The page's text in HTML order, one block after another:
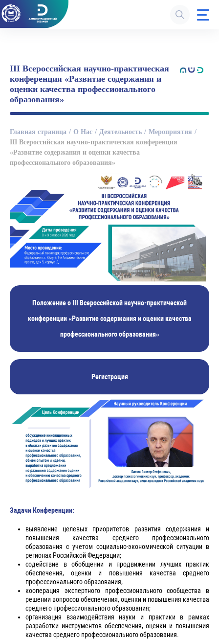
III Всероссийская научно-практическая
конференция «Развитие содержания и
оценки качества профессионального
образования»
Главная страница О Нас Деятельность
Мероприятия
III Всероссийская научно-практическая конференция
«Развитие содержания и оценки качества
профессионального образования»
Положение о III Всероссийской научно-практической
конференции «Развитие содержания и оценки качества
профессионального образования»
Регистрация
Задачи Конференции:
выявление целевых приоритетов развития содержания и
повышения качества среднего профессионального
образования с учетом социально-экономической ситуации в
регионах Российской Федерации;
содействие в обобщении и продвижении лучших практик
обеспечения, оценки и повышения качества среднего
профессионального образования;
кооперация экспертного профессионального сообщества в
решении вопросов обеспечения, оценки и повышения качества
среднего профессионального образования;
организация взаимодействия науки и практики в рамках
разработки инструментов обеспечения, оценки и повышения
качества среднего профессионального образования.